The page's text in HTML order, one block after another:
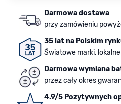
Darmowa dostawa
przy zamówieniu
35 lat na Polskim
Światowe marki,
Darmowa wymiana
przez cały okres
4.9/5 Pozytywnych